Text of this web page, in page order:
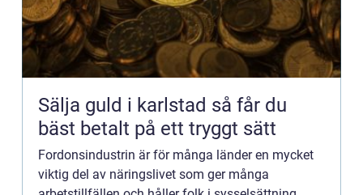
Sälja guld i karlstad så får du
bäst betalt på ett tryggt sätt
Fordonsindustrin är för många länder en mycket
viktig del av näringslivet som ger många